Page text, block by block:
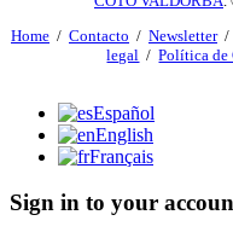
Home / Contacto / Newsletter/
legal /Política de
Español
English
Français
Sign in to your